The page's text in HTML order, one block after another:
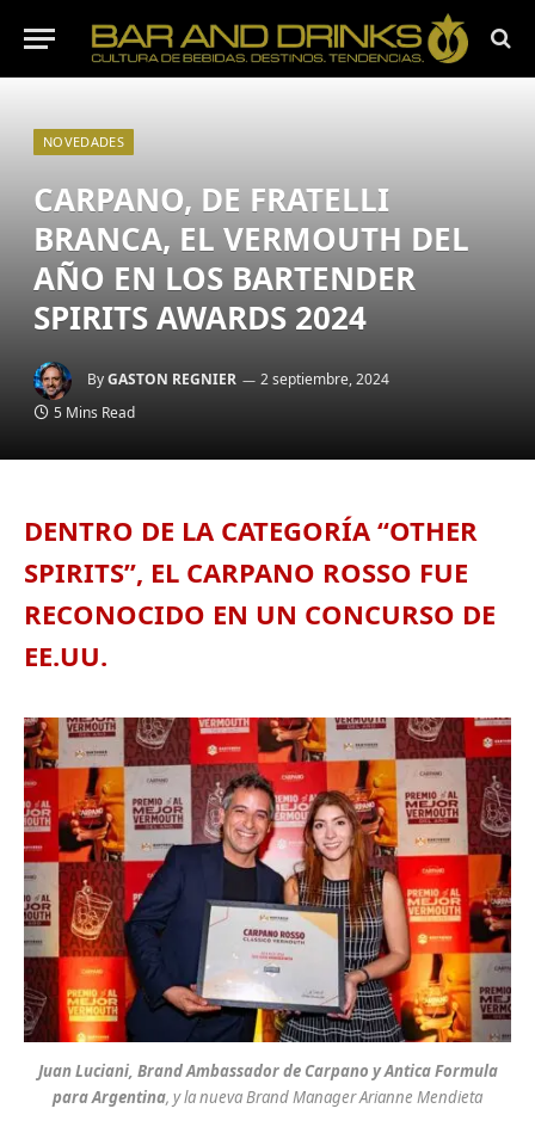
NOVEDADES
CARPANO, DE FRATELLI
BRANCA, EL VERMOUTH DEL
AÑO EN LOS BARTENDER
SPIRITS AWARDS 2024
ByGASTON REGNIER
2 septiembre, 2024
5 Mins Read
DENTRO DE LA CATEGORÍA “OTHER
SPIRITS”, EL CARPANO ROSSO FUE
RECONOCIDO EN UN CONCURSO DE
EE.UU.
Juan Luciani, Brand Ambassador de Carpano y Antica Formula
para Argentina, y la nueva Brand Manager Arianne Mendieta